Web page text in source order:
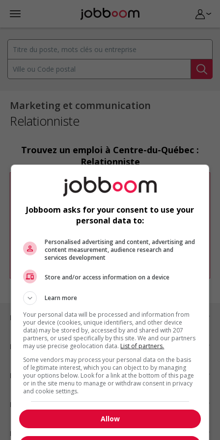
Marketing et communication
Relationniste
Trouvez un emploi à Centre-du-Québec :
Relationniste
Désolé, cette recherche n'a produit aucun
résultat.
Veuillez faire une nouvelle recherche.
Vous pouvez en tout temps utiliser nos
chercher un poste selon votre profil
d'intérêt en emploi en vousinscrivant
comme membre Jobboom.
Emplois par ville
Emplois par secteur
Emplois par statut
Emplois par type
Nos suggestions
Jobboom asks for your consent to use your
personal data to:
Personalised advertising and content, advertising and
content measurement, audience research and
services development
Store and/or access information on a device
Learn more
Your personal data will be processed and information from
your device (cookies, unique identifiers, and other device
data) may be stored by, accessed by and shared with 207
partners, or used specifically by this site. We and our partners
may use precise geolocation data. List of partners.
Some vendors may process your personal data on the basis
of legitimate interest, which you can object to by managing
your options below. Look for a link at the bottom of this page
or in the site menu to manage or withdraw consent in privacy
and cookie settings.
Allow